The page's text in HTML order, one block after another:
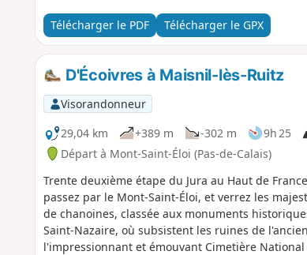
Télécharger le PDF Télécharger le GPX
D'Écoivres à Maisnil-lès-Ruitz
Visorandonneur
29,04 km
+389 m -302 m 9h 25
Départ à Mont-Saint-Éloi (Pas-de-Calais)
Trente deuxième étape du Jura au Haut de
passez par le Mont-Saint-Éloi, et verrez les
de chanoines, classée aux monuments
Saint-Nazaire, où subsistent les ruines de
l'impressionnant et émouvant Cimetière